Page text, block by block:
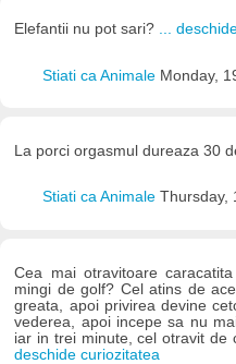
Elefantii nu pot sari? ...
Stiati ca Animale Monday,
La porci orgasmul dureaza 30
Stiati ca Animale Thursday,
Cea mai otravitoare
mingi de golf? Cel atins de
greata, apoi privirea devine
vederea, apoi incepe sa nu
iar in trei minute, cel otravit de
deschide curiozitatea